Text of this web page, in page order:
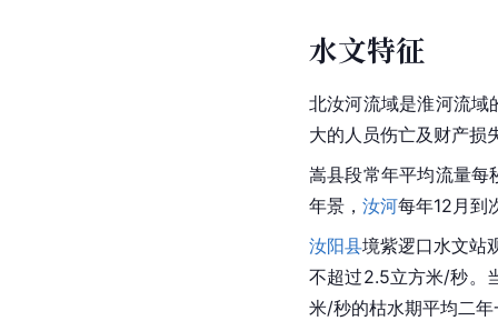
水文特征
北汝河流域是淮河流域
大的人员伤亡及财产损
嵩县段常年平均流量
年景， 汝河每年12月到
汝阳县境紫逻口水文站
不超过2.5立方米/秒。
米/秒的枯水期平均二年